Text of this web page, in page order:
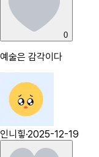
0
예술은 감각이다
인니힣·2025-12-19